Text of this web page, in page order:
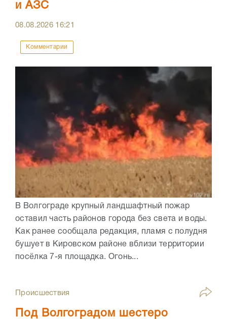
и АЗС
08.08.2026 16:21
Комментарии
В Волгограде крупный ландшафтный пожар
оставил часть районов города без света и воды.
Как ранее сообщала редакция, пламя с полудня
бушует в Кировском районе вблизи территории
посёлка 7-я площадка. Огонь...
Происшествия
Под Волгоградом шестеро